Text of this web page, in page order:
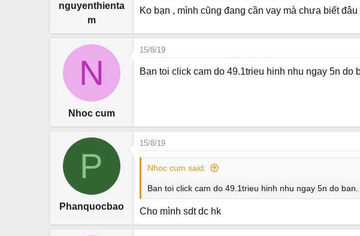
nguyenthienta
m
Ko bạn , mình cũng đang cần vay mà chưa biết
N
Nhoc cum
15/8/19
Ban toi click cam do 49.1trieu hinh nhu ngay 5n do
P
Phanquocbao
15/8/19
Nhoc cum said:
Ban toi click cam do 49.1trieu hinh nhu ngay 5n do ban.
Cho mình sdt dc hk